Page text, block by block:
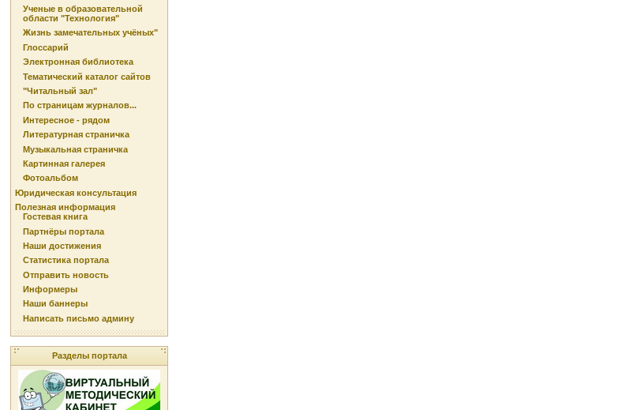
Ученые в образовательной
области "Технология"
Жизнь замечательных учёных"
Глоссарий
Электронная библиотека
Тематический каталог сайтов
"Читальный зал"
По страницам журналов...
Интересное - рядом
Литературная страничка
Музыкальная страничка
Картинная галерея
Фотоальбом
Юридическая консультация
Полезная информация
Гостевая книга
Партнёры портала
Наши достижения
Статистика портала
Отправить новость
Информеры
Наши баннеры
Написать письмо админу
Разделы портала